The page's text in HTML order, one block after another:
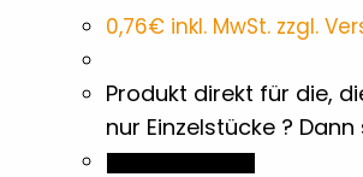
0,76€ inkl. MwSt. zzgl.
Produkt direkt für die,
nur Einzelstücke ?